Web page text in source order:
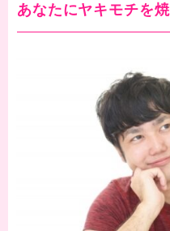
あなたにヤキモチを